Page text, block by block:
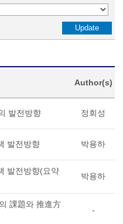
Author(s)
발전방향 정회성
발전방향 박용하
발전방향(요약
박용하
課題와 推進方
-